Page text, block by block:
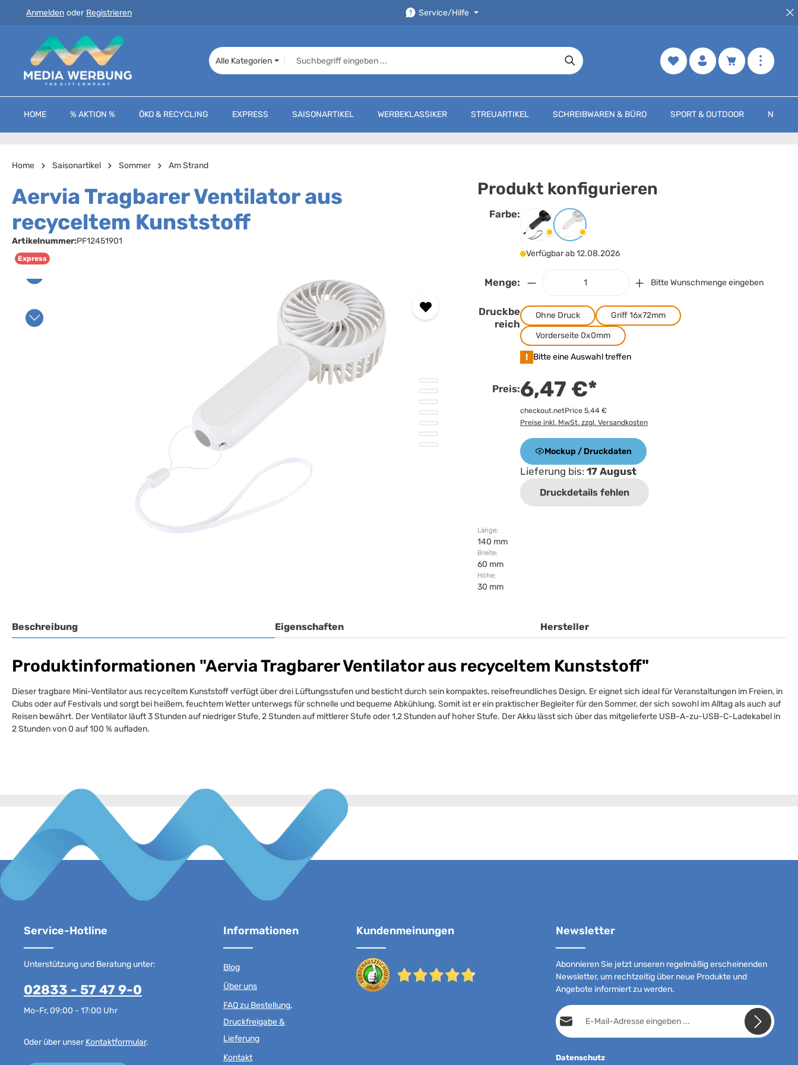
Hauptinhalt springen
Zur Suche springen
Zur Hauptnavigation springen
Anmelden oder Registrieren Service/Hilfe
Alle Kategorien
Merkzettel Warenkorb
HOME % AKTION % ÖKO & RECYCLING EXPRESS SAISONARTIKEL WERBEKLASSIKER STREUARTIKEL SCHREIBWAREN & BÜRO SPORT & OUTDOOR NOCH
Home Saisonartikel Sommer Am Strand
Aervia Tragbarer Ventilator aus
recyceltem Kunststoff
Artikelnummer:PF12451901
Express
Bildergalerie überspringen
Produkt konfigurieren
Farbe: Farbeauswählen
Schwarz Weiss
Verfügbar ab 12.08.2026
Menge: Bitte Wunschmenge eingeben
Druckbe
reich
Ohne Druck
Griff 16x72mm
Vorderseite 0x0mm
! Bitte eine Auswahl treffen
Preis:6,47 €*
checkout.netPrice 5,44 €
Preise inkl. MwSt. zzgl. Versandkosten
Mockup / Druckdaten
Lieferung bis: 17 August
Druckdetails fehlen
Länge:
140 mm
Breite:
60 mm
Höhe:
30 mm
Beschreibung Eigenschaften Hersteller
Produktinformationen "Aervia Tragbarer Ventilator aus recyceltem Kunststoff"
Dieser tragbare Mini-Ventilator aus recyceltem Kunststoff verfügt über drei Lüftungsstufen und besticht durch sein kompaktes, reisefreundliches Design. Er eignet sich ideal für Veranstaltungen im Freien, in
Clubs oder auf Festivals und sorgt bei heißem, feuchtem Wetter unterwegs für schnelle und bequeme Abkühlung. Somit ist er ein praktischer Begleiter für den Sommer, der sich sowohl im Alltag als auch auf
Reisen bewährt. Der Ventilator läuft 3 Stunden auf niedriger Stufe, 2 Stunden auf mittlerer Stufe oder 1,2 Stunden auf hoher Stufe. Der Akku lässt sich über das mitgelieferte USB-A-zu-USB-C-Ladekabel in
2 Stunden von 0 auf 100 % aufladen.
Service-Hotline
Unterstützung und Beratung unter:
02833 - 57 47 9-0
Mo-Fr, 09:00 - 17:00 Uhr
Oder über unserKontaktformular.
Informationen
Blog
Über uns
FAQ zu Bestellung,
Druckfreigabe &
Lieferung
Kontakt
Kundenmeinungen Newsletter
Abonnieren Sie jetzt unseren regelmäßig erscheinenden
Newsletter, um rechtzeitig über neue Produkte und
Angebote informiert zu werden.
E-Mail-Adresse*
Datenschutz